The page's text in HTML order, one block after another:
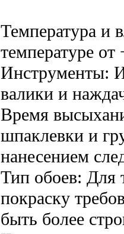
Температура и
температуре
Инструменты:
валики и
Время
шпаклевки и
нанесением
Тип обоев: Для
покраску
быть более